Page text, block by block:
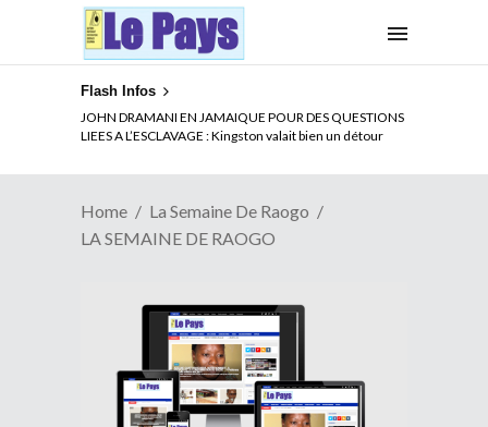
Flash Infos
JOHN DRAMANI EN JAMAIQUE POUR DES QUESTIONS
LIEES A L’ESCLAVAGE : Kingston valait bien un détour
Home
La Semaine De Raogo
LA SEMAINE DE RAOGO